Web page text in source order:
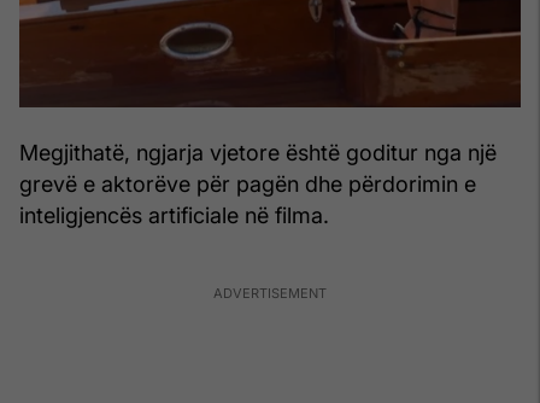
Megjithatë, ngjarja vjetore është goditur nga një
grevë e aktorëve për pagën dhe përdorimin e
inteligjencës artificiale në filma.